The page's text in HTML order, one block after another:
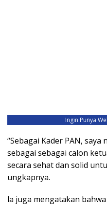
Ingin Punya
“Sebagai Kader PAN,
sebagai sebagai calon
secara sehat dan solid
ungkapnya.
la juga mengatakan